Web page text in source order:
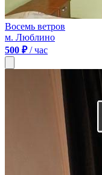
Восемь ветров
м. Люблино
500 ₽/ час